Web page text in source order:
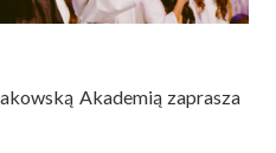
Akademią zaprasza